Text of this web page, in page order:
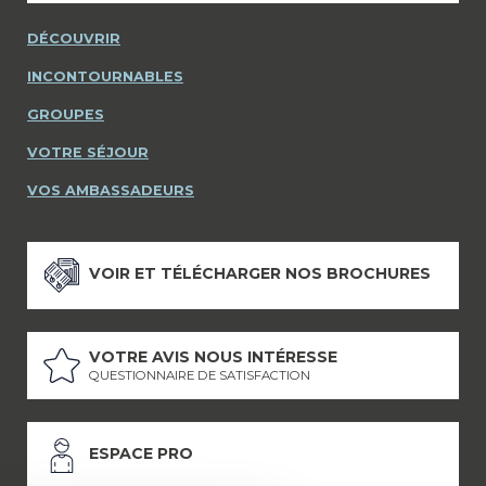
DÉCOUVRIR
INCONTOURNABLES
GROUPES
VOTRE SÉJOUR
VOS AMBASSADEURS
VOIR ET TÉLÉCHARGER NOS BROCHURES
VOTRE AVIS NOUS INTÉRESSE
QUESTIONNAIRE DE SATISFACTION
ESPACE PRO